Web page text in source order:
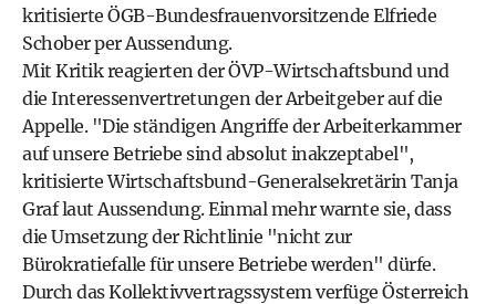
kritisierte ÖGB-Bundesfrauenvorsitzende Elfriede
Schober per Aussendung.
Mit Kritik reagierten der ÖVP-Wirtschaftsbund und
die Interessenvertretungen der Arbeitgeber auf die
Appelle. "Die ständigen Angriffe der Arbeiterkammer
auf unsere Betriebe sind absolut inakzeptabel",
kritisierte Wirtschaftsbund-Generalsekretärin Tanja
Graf laut Aussendung. Einmal mehr warnte sie, dass
die Umsetzung der Richtlinie "nicht zur
Bürokratiefalle für unsere Betriebe werden" dürfe.
Durch das Kollektivvertragssystem verfüge Österreich